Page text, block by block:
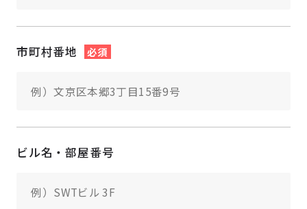
市町村番地 必須
ビル名・部屋番号